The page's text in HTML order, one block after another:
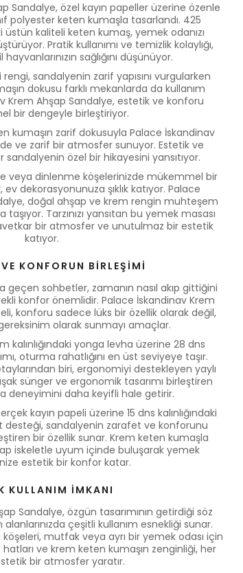
Sandalye, özel kayın papeller üzerine özenle
polyester keten kumaşla tasarlandı. 425
üstün kaliteli keten kumaş, yemek odanızı
Pratik kullanımı ve temizlik kolaylığı,
sağlığını düşünüyor.
sandalyenin zarif yapısını vurgularken
dokusu farklı mekanlarda da kullanım
Krem Ahşap Sandalye, estetik ve konforu
bir dengeyle birleştiriyor.
kumaşın zarif dokusuyla Palace İskandinav
ve zarif bir atmosfer sunuyor. Estetik ve
özel bir hikayesini yansıtıyor.
veya dinlenme köşelerinizde mükemmel bir
dekorasyonunuza şıklık katıyor. Palace
doğal ahşap ve krem rengin muhteşem
Tarzınızı yansıtan bu yemek masası
bir atmosfer ve unutulmaz bir estetik
katıyor.
KONFORUN BİRLEŞİMİ
geçen sohbetler, zamanın nasıl akıp gittiğini
konfor önemlidir. Palace İskandinav Krem
konforu sadece lüks bir özellik olarak değil,
olarak sunmayı amaçlar.
yonga levha üzerine 28 dns
oturma rahatlığını en üst seviyeye taşır.
biri, ergonomiyi destekleyen yaylı
sünger ve ergonomik tasarımı birleştiren
deneyimini daha keyifli hale getirir.
kayın papeli üzerine 15 dns kalınlığındaki
desteği, sandalyenin zarafet ve konforunu
bir özellik sunar. Krem keten kumaşla
iskeletle uyum içinde buluşarak yemek
estetik bir konfor katar.
KULLANIM İMKANI
Sandalye, özgün tasarımının getirdiği söz
çeşitli kullanım esnekliği sunar.
mutfak veya ayrı bir yemek odası için
ve krem keten kumaşın zenginliği, her
bir atmosfer yaratır.